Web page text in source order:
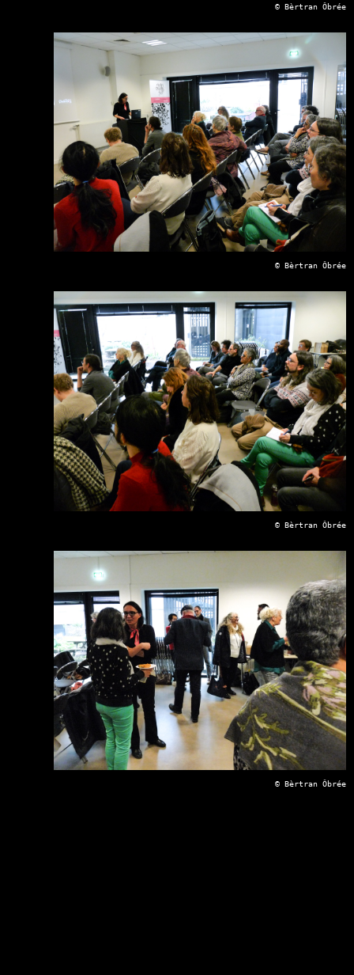
© Bèrtran Ôbrée
© Bèrtran Ôbrée
© Bèrtran Ôbrée
© Bèrtran Ôbrée